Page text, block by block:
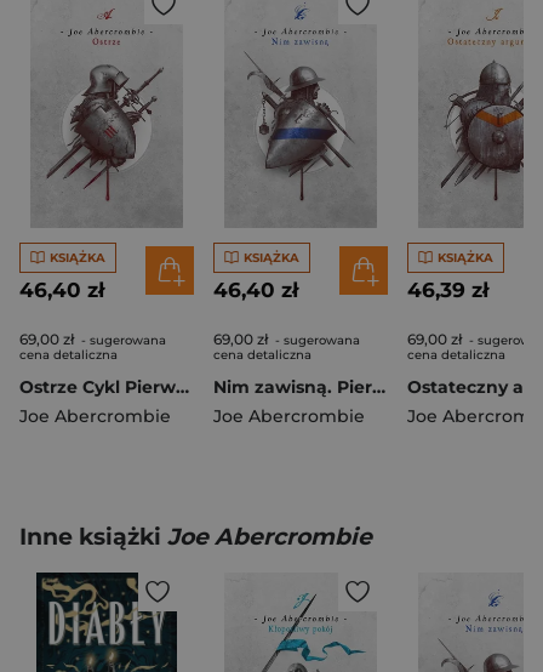
KSIĄŻKA
46,40 zł
69,00 zł - sugerowana
cena detaliczna
Ostrze Cykl Pierwsze Prawo. Księga 1
Joe Abercrombie
KSIĄŻKA
46,40 zł
69,00 zł - sugerowana
cena detaliczna
Nim zawisną. Pierwsze prawo. Księga 2
Joe Abercrombie
KSIĄŻKA
46,39 zł
69,00 zł -
cena detaliczna
Joe
Inne książki Joe Abercrombie